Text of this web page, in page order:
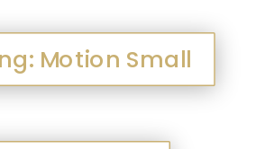
Motion Small